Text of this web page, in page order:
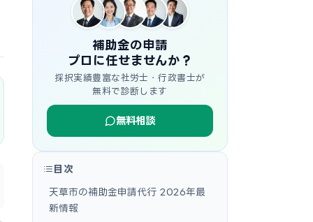
補助金の申請
プロに任せませんか？
採択実績豊富な社労士・行政書士が
無料で診断します
無料相談
目次
天草市の補助金申請代行 2026年最
新情報